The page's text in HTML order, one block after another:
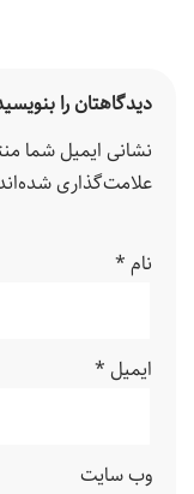
دیدگاهتان را
نشانی ایمیل شما
علامت‌گذاری
نام *
ایمیل *
وب‌ سایت